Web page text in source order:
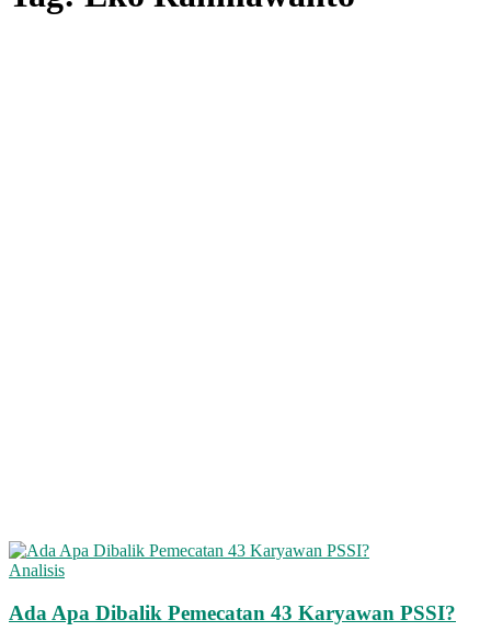
Analisis
Ada Apa Dibalik Pemecatan 43 Karyawan PSSI?